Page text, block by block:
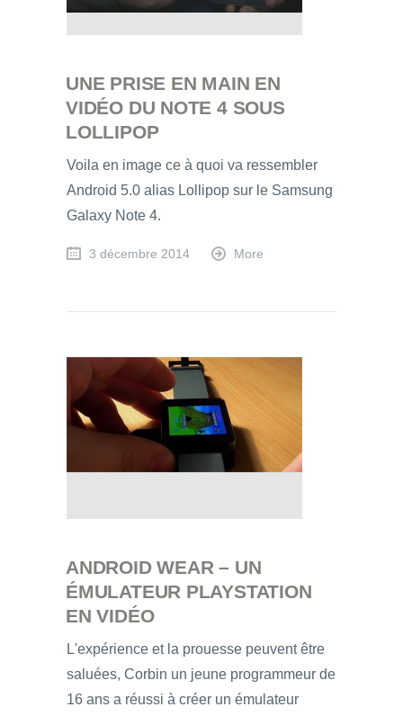
UNE PRISE EN MAIN EN
VIDÉO DU NOTE 4 SOUS
LOLLIPOP
Voila en image ce à quoi va ressembler
Android 5.0 alias Lollipop sur le Samsung
Galaxy Note 4.
3 décembre 2014 More
ANDROID WEAR – UN
ÉMULATEUR PLAYSTATION
EN VIDÉO
L'expérience et la prouesse peuvent être
saluées, Corbin un jeune programmeur de
16 ans a réussi à créer un émulateur